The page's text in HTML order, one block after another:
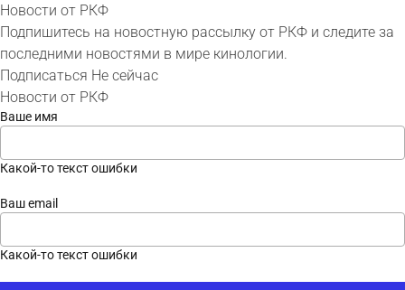
Новости от РКФ
Подпишитесь на новостную рассылку от РКФ и следите за
последними новостями в мире кинологии.
Подписаться Не сейчас
Новости от РКФ
Ваше имя
Какой-то текст ошибки
Ваш email
Какой-то текст ошибки